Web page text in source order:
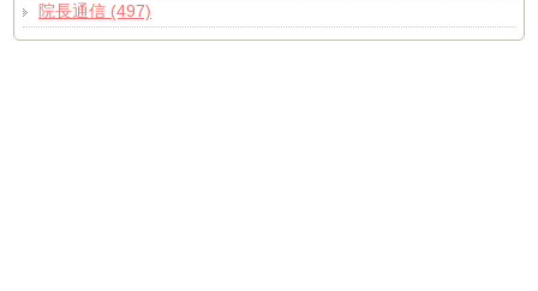
院長通信 (497)